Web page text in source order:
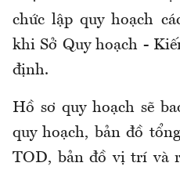
chức lập quy hoạch
khi Sở Quy hoạch -
định.
Hồ sơ quy hoạch sẽ
quy hoạch, bản đồ
TOD, bản đồ vị trí và